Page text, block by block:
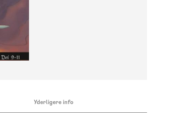
Yderligere info